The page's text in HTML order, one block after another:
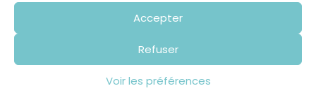
Accepter
Refuser
Voir les préférences
s’ennuie pas. On peut toucher, on peut
jouer. Et en plus le parc est grand, c’est bien
pour courir, et même pour faire du vélo